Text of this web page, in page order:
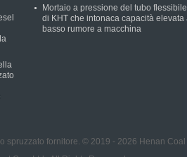
Mortaio a pressione del tubo flessibile
di KHT che intonaca capacità elevata
basso rumore a macchina
fornitore. © 2019 - 2026 Henan Coal